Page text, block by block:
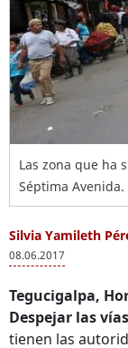
Las zona que ha
Séptima Avenida.
Silvia Yamileth
08.06.2017
Tegucigalpa,
Despejar las
tienen las